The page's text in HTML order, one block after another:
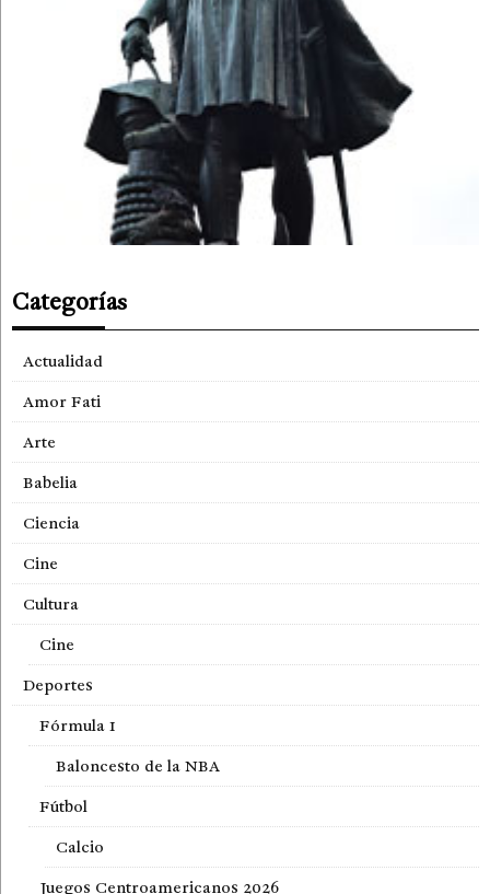
Categorías
Actualidad
Amor Fati
Arte
Babelia
Ciencia
Cine
Cultura
Cine
Deportes
Fórmula 1
Baloncesto de la NBA
Fútbol
Calcio
Juegos Centroamericanos 2026